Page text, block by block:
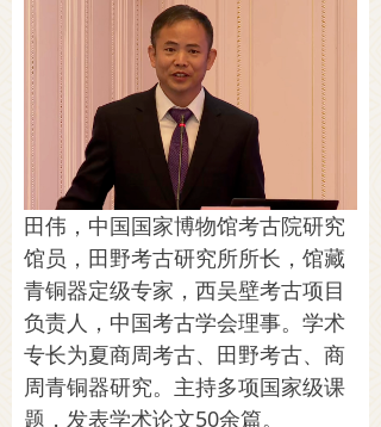
田伟，中国国家博物馆考古院研究
馆员，田野考古研究所所长，馆藏
青铜器定级专家，西吴壁考古项目
负责人，中国考古学会理事。学术
专长为夏商周考古、田野考古、商
周青铜器研究。主持多项国家级课
题，发表学术论文50余篇。